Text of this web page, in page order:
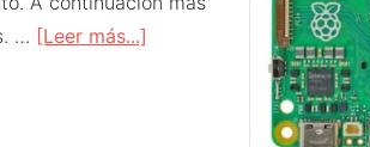
… [Leer más...]